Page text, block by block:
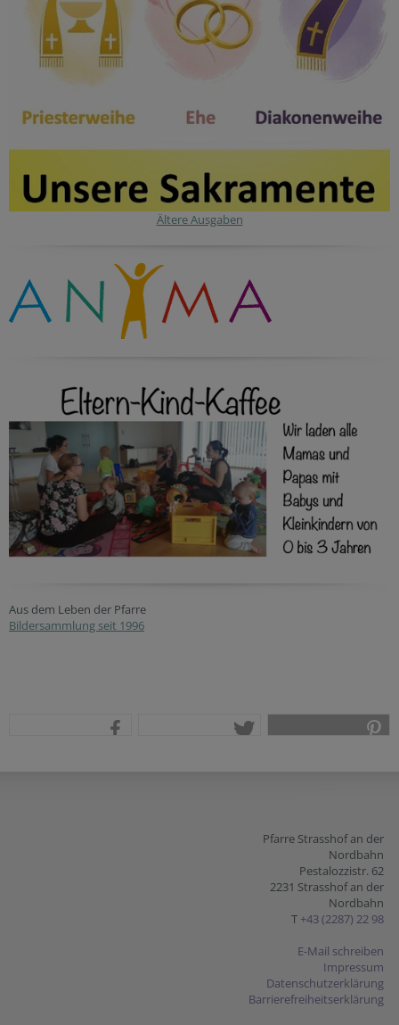
Ältere Ausgaben
Aus dem Leben der Pfarre
Bildersammlung seit 1996
Pfarre Strasshof an der
Nordbahn
Pestalozzistr. 62
2231 Strasshof an der
Nordbahn
T +43 (2287) 22 98
E-Mail schreiben
Impressum
Datenschutzerklärung
Barrierefreiheitserklärung